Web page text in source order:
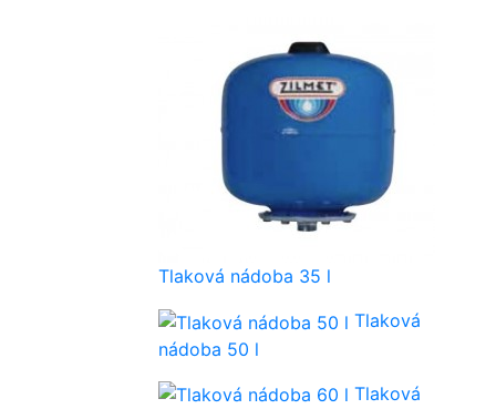
Tlaková nádoba 35 l
Tlaková
nádoba 50 l
Tlaková